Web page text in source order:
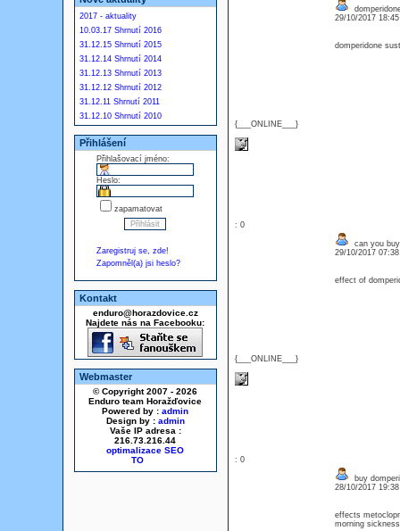
2017 - aktuality
10.03.17 Shrnutí 2016
31.12.15 Shrnutí 2015
31.12.14 Shrnutí 2014
31.12.13 Shrnutí 2013
31.12.12 Shrnutí 2012
31.12.11 Shrnutí 2011
31.12.10 Shrnutí 2010
Přihlášení
Přihlašovací jméno:
Heslo:
zapamatovat
Zaregistruj se, zde!
Zapomněl(a) jsi heslo?
Kontakt
enduro@horazdovice.cz
Najdete nás na Facebooku:
Webmaster
© Copyright 2007 - 2026
Enduro team Horažďovice
Powered by : admin
Design by : admin
Vaše IP adresa :
216.73.216.44
optimalizace SEO
{___ONLINE___}
29/10/2017
domperidone
: 0
{___ONLINE___}
can you
29/10/2017
effect of
: 0
buy
28/10/2017
effects
morning